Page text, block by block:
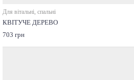
Для вітальні, спальні
КВІТУЧЕ ДЕРЕВО
703 грн